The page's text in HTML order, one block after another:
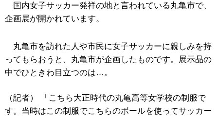
国内女子サッカー発祥の地と言われている丸亀市で、
企画展が開かれています。
丸亀市を訪れた人や市民に女子サッカーに親しみを持
ってもらおうと、丸亀市が企画したものです。展示品の
中でひときわ目立つのは…。
（記者） 「こちら大正時代の丸亀高等女学校の制服で
す。当時はこの制服でこちらのボールを使ってサッカー